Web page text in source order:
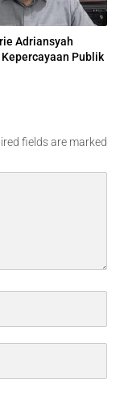
Adriansyah
Publik
fields are marked